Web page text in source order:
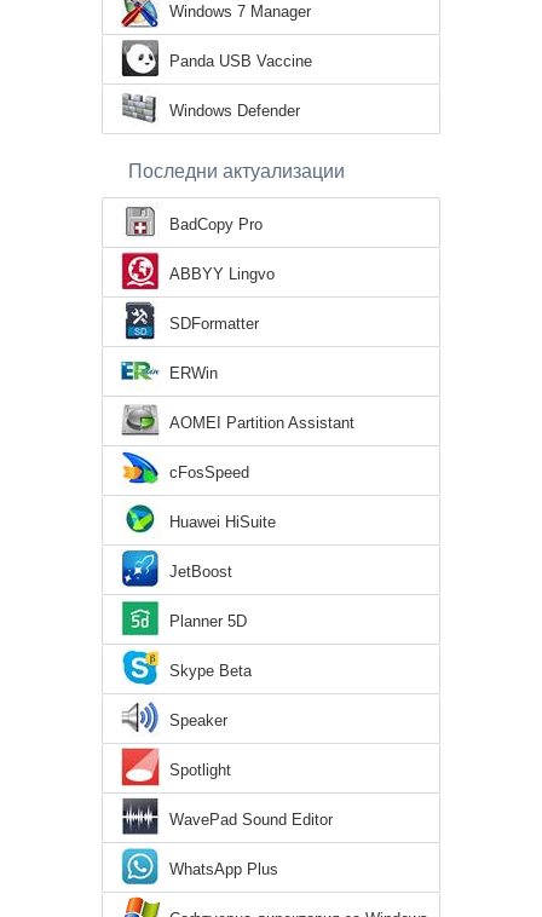
Windows 7 Manager
Panda USB Vaccine
Windows Defender
Последни актуализации
BadCopy Pro
ABBYY Lingvo
SDFormatter
ERWin
AOMEI Partition Assistant
cFosSpeed
Huawei HiSuite
JetBoost
Planner 5D
Skype Beta
Speaker
Spotlight
WavePad Sound Editor
WhatsApp Plus